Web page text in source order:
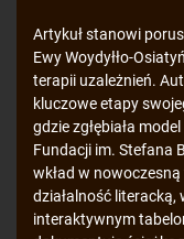
Artykuł stanowi
Ewy Woydyłło-
terapii uzależnień.
kluczowe etapy
gdzie zgłębiała
Fundacji im. Stefana
wkład w
działalność literacką,
interaktywnym